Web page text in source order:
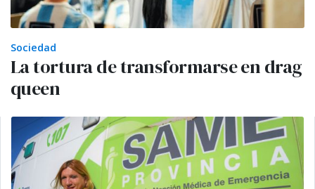
Sociedad
La tortura de transformarse en drag
queen